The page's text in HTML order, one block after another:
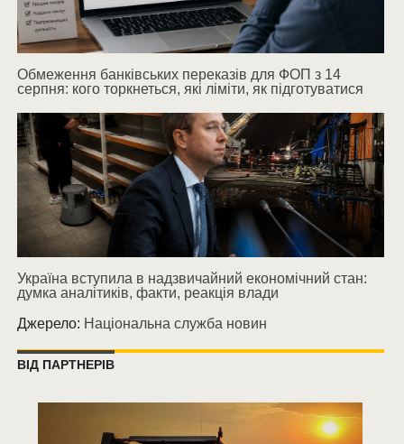
Обмеження банківських переказів для ФОП з 14
серпня: кого торкнеться, які ліміти, як підготуватися
Україна вступила в надзвичайний економічний стан:
думка аналітиків, факти, реакція влади
Джерело: Національна служба новин
ВІД ПАРТНЕРІВ